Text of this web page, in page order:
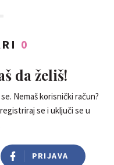
0
da želiš!
Nemaš korisnički račun?
se i uključi se u
PRIJAVA